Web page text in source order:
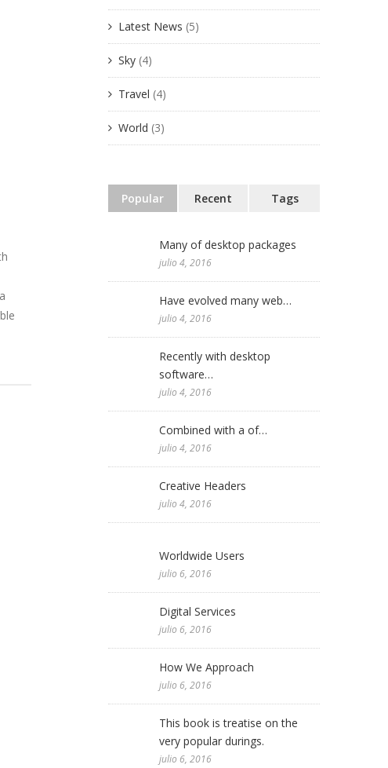
Antológica de
Latest News (5)
Sky (4)
Travel (4)
World (3)
Popular Recent Tags
Many of desktop packages
julio 4, 2016
Have evolved many web…
julio 4, 2016
Recently with desktop
software…
julio 4, 2016
Combined with a of…
julio 4, 2016
Creative Headers
julio 4, 2016
Worldwide Users
julio 6, 2016
Digital Services
julio 6, 2016
How We Approach
julio 6, 2016
This book is treatise on the
very popular durings.
julio 6, 2016